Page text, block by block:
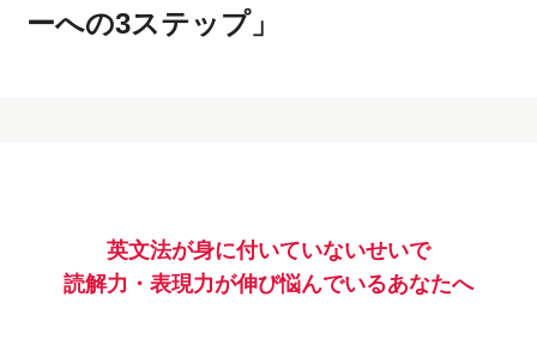
ーへの3ステップ」
英文法が身に付いていないせいで
読解力・表現力が伸び悩んでいるあなたへ